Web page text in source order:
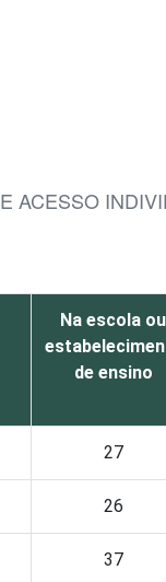
ACESSO
Na escola ou
de ensino
27
26
37